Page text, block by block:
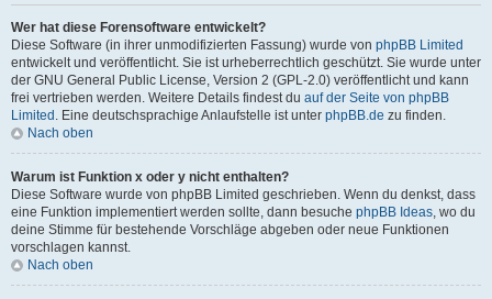
Wer hat diese Forensoftware entwickelt?
Diese Software (in ihrer unmodifizierten Fassung) wurde von phpBB Limited
entwickelt und veröffentlicht. Sie ist urheberrechtlich geschützt. Sie wurde unter
der GNU General Public License, Version 2 (GPL-2.0) veröffentlicht und kann
frei vertrieben werden. Weitere Details findest du auf der Seite von phpBB
Limited . Eine deutschsprachige Anlaufstelle ist unter phpBB.de zu finden.
Nach oben
Warum ist Funktion x oder y nicht enthalten?
Diese Software wurde von phpBB Limited geschrieben. Wenn du denkst, dass
eine Funktion implementiert werden sollte, dann besuche phpBB Ideas, wo du
deine Stimme für bestehende Vorschläge abgeben oder neue Funktionen
vorschlagen kannst.
Nach oben